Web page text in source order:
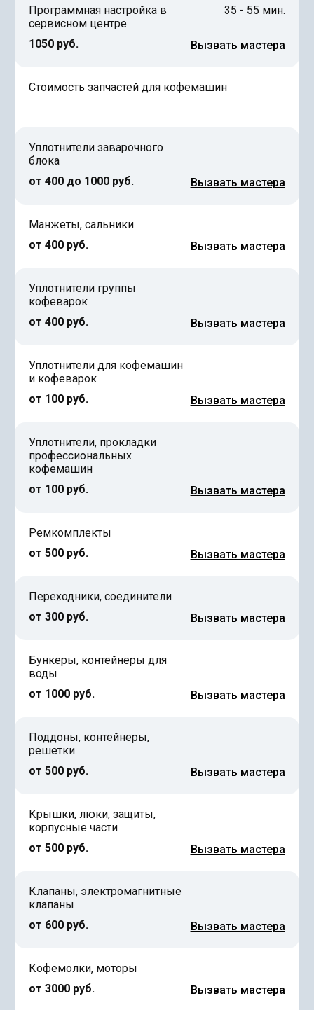
Программная настройка в
сервисном центре
1050 руб.
35 - 55 мин.
Вызвать мастера
Стоимость запчастей для кофемашин
Уплотнители заварочного
блока
от 400 до 1000 руб.
Вызвать мастера
Манжеты, сальники
от 400 руб.
Вызвать мастера
Уплотнители группы
кофеварок
от 400 руб.
Вызвать мастера
Уплотнители для кофемашин
и кофеварок
от 100 руб.
Вызвать мастера
Уплотнители, прокладки
профессиональных
кофемашин
от 100 руб.
Вызвать мастера
Ремкомплекты
от 500 руб.
Вызвать мастера
Переходники, соединители
от 300 руб.
Вызвать мастера
Бункеры, контейнеры для
воды
от 1000 руб.
Вызвать мастера
Поддоны, контейнеры,
решетки
от 500 руб.
Вызвать мастера
Крышки, люки, защиты,
корпусные части
от 500 руб.
Вызвать мастера
Клапаны, электромагнитные
клапаны
от 600 руб.
Вызвать мастера
Кофемолки, моторы
от 3000 руб.
Вызвать мастера